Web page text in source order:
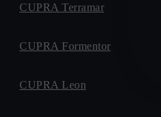
CUPRA Terramar
CUPRA Formentor
CUPRA Leon